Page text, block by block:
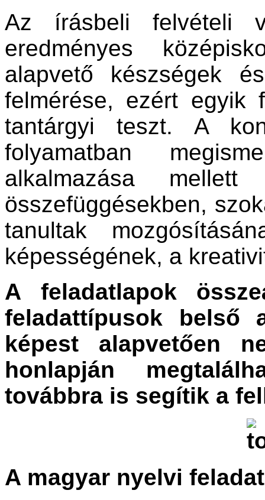
Az írásbeli felvételi
eredményes
alapvető készségek
felmérése, ezért egyik
tantárgyi teszt. A
folyamatban
alkalmazása
összefüggésekben,
tanultak
képességének, a
A feladatlapok
feladattípusok belső
képest alapvetően
honlapján
továbbra is segítik a
A magyar nyelvi